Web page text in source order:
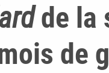
de la
de